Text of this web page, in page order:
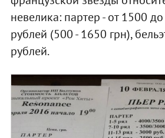
невелика: партер - от 1500
рублей (500 - 1650 грн),
рублей.